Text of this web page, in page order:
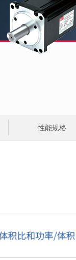
性能规格